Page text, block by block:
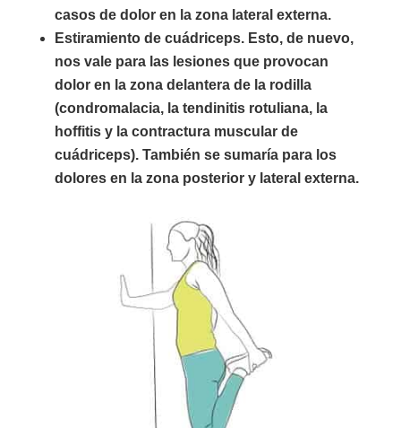
casos de dolor en la zona lateral externa.
Estiramiento de cuádriceps. Esto, de nuevo,
nos vale para las lesiones que provocan
dolor en la zona delantera de la rodilla
(condromalacia, la tendinitis rotuliana, la
hoffitis y la contractura muscular de
cuádriceps). También se sumaría para los
dolores en la zona posterior y lateral externa.